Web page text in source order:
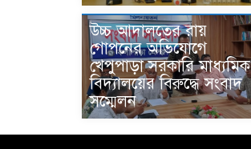
উচ্চ আদালতের রায়
গোপনের অভিযোগে
খেপুপাড়া সরকারি মাধ্যমিক
বিদ্যালয়ের বিরুদ্ধে সংবাদ
সম্মেলন